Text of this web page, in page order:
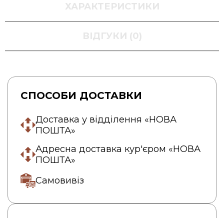
ХАРАКТЕРИСТИКИ
ВІДГУКИ (0)
СПОСОБИ ДОСТАВКИ
Доставка у відділення «НОВА
ПОШТА»
Адресна доставка кур'єром «НОВА
ПОШТА»
Самовивіз